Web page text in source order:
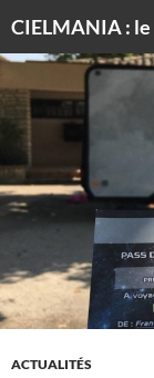
AU
CONTENU
ACTUALITÉS